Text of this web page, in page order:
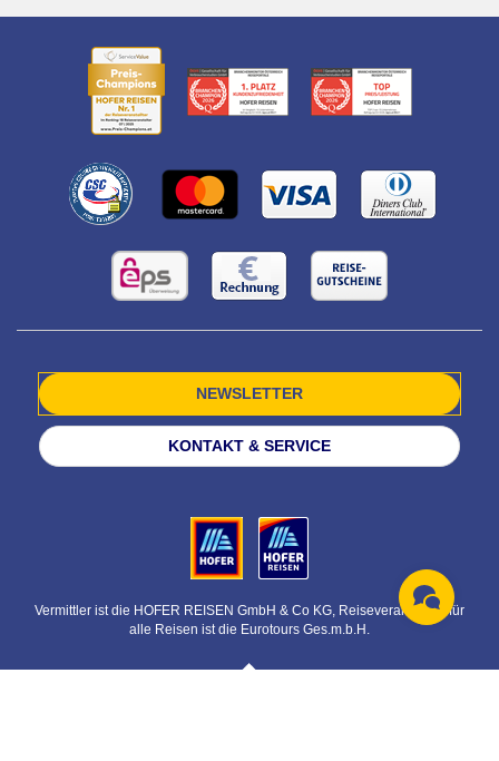
NEWSLETTER
KONTAKT & SERVICE
Vermittler ist die HOFER REISEN GmbH & Co KG, Reiseveranstalter für
alle Reisen ist die Eurotours Ges.m.b.H.